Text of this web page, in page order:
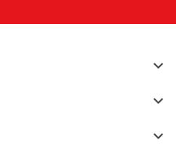


